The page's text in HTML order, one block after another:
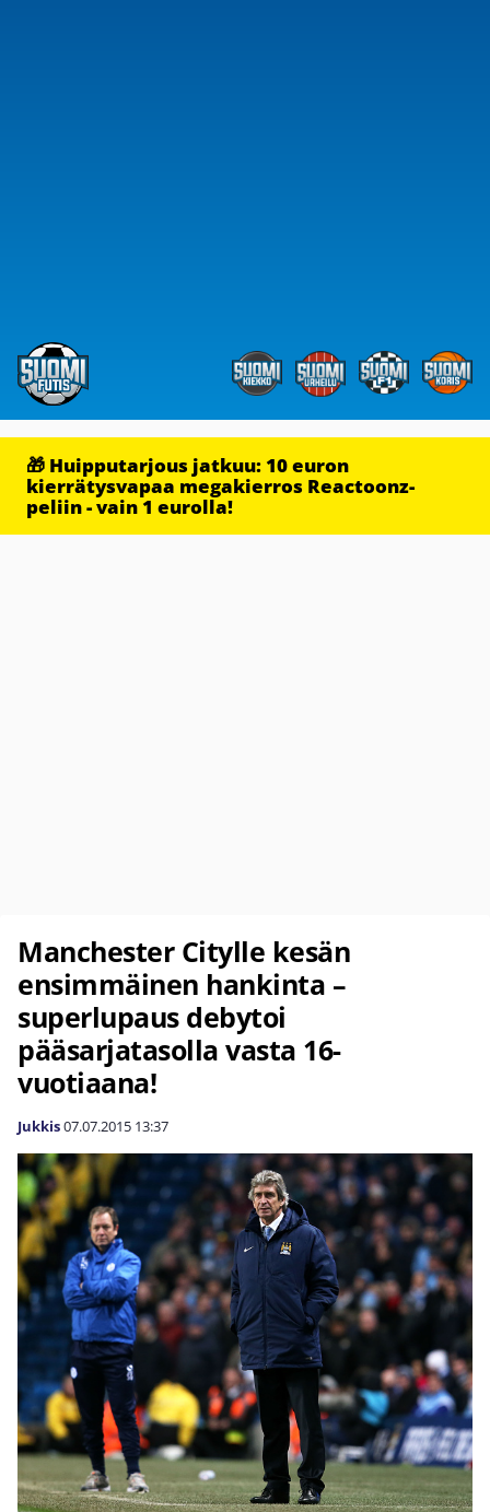
🎁 Huipputarjous jatkuu: 10 euron
kierrätysvapaa megakierros Reactoonz-
peliin - vain 1 eurolla!
Manchester Citylle kesän
ensimmäinen hankinta –
superlupaus debytoi
pääsarjatasolla vasta 16-
vuotiaana!
Jukkis07.07.2015 13:37